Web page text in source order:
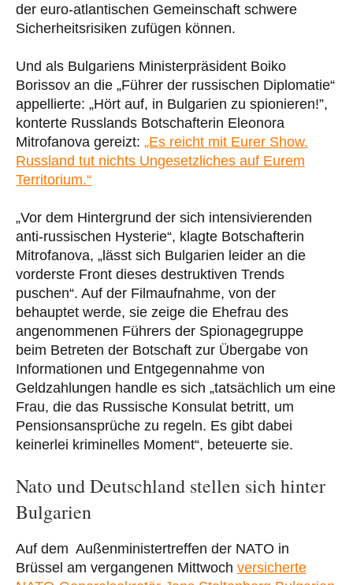
der euro-atlantischen Gemeinschaft schwere
Sicherheitsrisiken zufügen können.
Und als Bulgariens Ministerpräsident Boiko
Borissov an die „Führer der russischen Diplomatie“
appellierte: „Hört auf, in Bulgarien zu spionieren!”,
konterte Russlands Botschafterin Eleonora
Mitrofanova gereizt: „Es reicht mit Eurer Show.
Russland tut nichts Ungesetzliches auf Eurem
Territorium.“
„Vor dem Hintergrund der sich intensivierenden
anti-russischen Hysterie“, klagte Botschafterin
Mitrofanova, „lässt sich Bulgarien leider an die
vorderste Front dieses destruktiven Trends
puschen“. Auf der Filmaufnahme, von der
behauptet werde, sie zeige die Ehefrau des
angenommenen Führers der Spionagegruppe
beim Betreten der Botschaft zur Übergabe von
Informationen und Entgegennahme von
Geldzahlungen handle es sich „tatsächlich um eine
Frau, die das Russische Konsulat betritt, um
Pensionsansprüche zu regeln. Es gibt dabei
keinerlei kriminelles Moment“, beteuerte sie.
Nato und Deutschland stellen sich hinter
Bulgarien
Auf dem Außenministertreffen der NATO in
Brüssel am vergangenen Mittwoch versicherte